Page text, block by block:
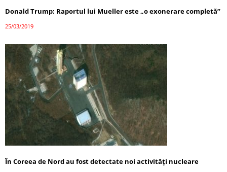
Donald Trump: Raportul lui Mueller este „o exonerare completă”
25/03/2019
În Coreea de Nord au fost detectate noi activităţi nucleare